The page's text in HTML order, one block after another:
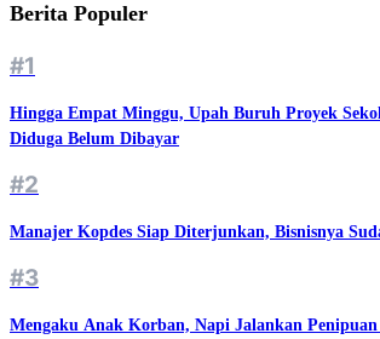
Berita Populer
#1
Hingga Empat Minggu, Upah Buruh Proyek
Diduga Belum Dibayar
#2
Manajer Kopdes Siap Diterjunkan, Bisnisnya
#3
Mengaku Anak Korban, Napi Jalankan